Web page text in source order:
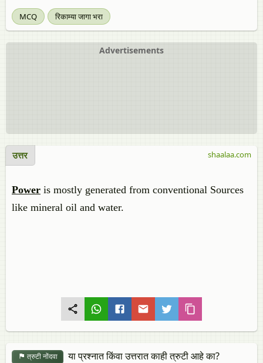
MCQ रिकाम्या जागा भरा
Advertisements
उत्तर
Power is mostly generated from conventional Sources
like mineral oil and water.
shaalaa.com
त्रुटी नोंदवा या प्रश्नात किंवा उत्तरात काही त्रुटी आहे का?